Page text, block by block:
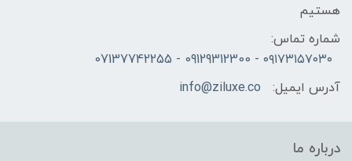
هستیم
شماره تماس:
۰۹۱۷۳۱۵۷۰۳۰ - 09129312300 - 07137742255
آدرس ایمیل:
info@ziluxe.co
درباره ما